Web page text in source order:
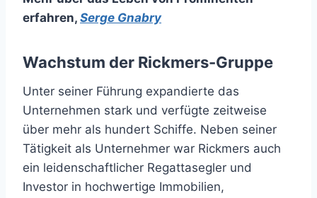
erfahren, Serge Gnabry
Wachstum der Rickmers-Gruppe
Unter seiner Führung expandierte das
Unternehmen stark und verfügte zeitweise
über mehr als hundert Schiffe. Neben seiner
Tätigkeit als Unternehmer war Rickmers auch
ein leidenschaftlicher Regattasegler und
Investor in hochwertige Immobilien,